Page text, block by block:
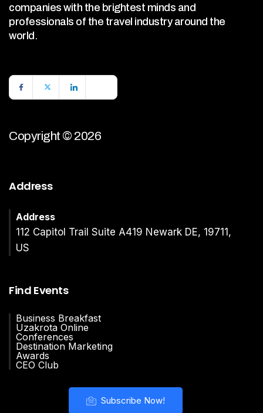
companies with the brightest minds and
professionals of the travel industry around the
world.
Copyright © 2026
Address
Address
112 Capitol Trail Suite A419 Newark DE, 19711,
US
Find Events
Business Breakfast
Uzakrota Online
Conferences
Destination Marketing
Awards
CEO Club
Subscribe Now!